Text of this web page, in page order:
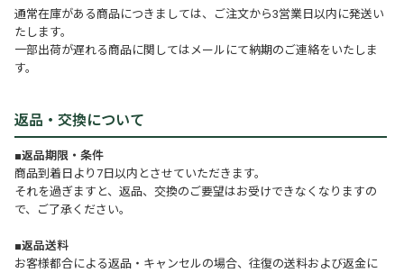
通常在庫がある商品につきましては、ご注文から3営業日以内に発送い
たします。
一部出荷が遅れる商品に関してはメールにて納期のご連絡をいたしま
す。
返品・交換について
■返品期限・条件
商品到着日より7日以内とさせていただきます。
それを過ぎますと、返品、交換のご要望はお受けできなくなりますの
で、ご了承ください。
■返品送料
お客様都合による返品・キャンセルの場合、往復の送料および返金に